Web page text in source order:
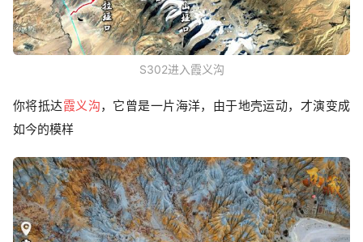
S302进入霞义沟
你将抵达霞义沟，它曾是一片海洋，由于地壳运动，才演变成
如今的模样